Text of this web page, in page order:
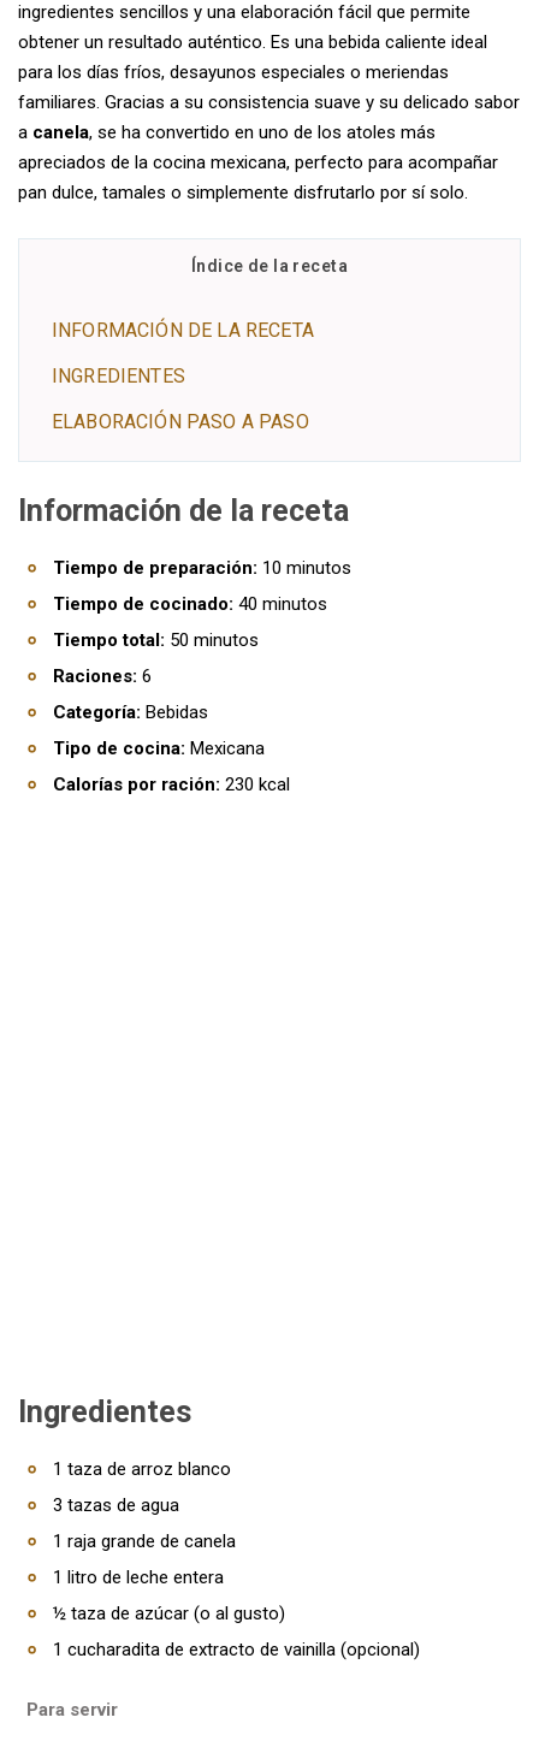
ingredientes sencillos y una elaboración fácil que permite
obtener un resultado auténtico. Es una bebida caliente ideal
para los días fríos, desayunos especiales o meriendas
familiares. Gracias a su consistencia suave y su delicado sabor
a canela, se ha convertido en uno de los atoles más
apreciados de la cocina mexicana, perfecto para acompañar
pan dulce, tamales o simplemente disfrutarlo por sí solo.
Índice de la receta
INFORMACIÓN DE LA RECETA
INGREDIENTES
ELABORACIÓN PASO A PASO
Información de la receta
Tiempo de preparación: 10 minutos
Tiempo de cocinado: 40 minutos
Tiempo total: 50 minutos
Raciones: 6
Categoría: Bebidas
Tipo de cocina: Mexicana
Calorías por ración: 230 kcal
Ingredientes
1 taza de arroz blanco
3 tazas de agua
1 raja grande de canela
1 litro de leche entera
½ taza de azúcar (o al gusto)
1 cucharadita de extracto de vainilla (opcional)
Para servir